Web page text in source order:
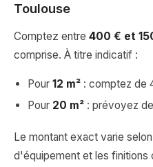
Toulouse
Comptez entre 400 € et
comprise. À titre indicatif :
Pour 12 m² : comptez de
Pour 20 m² : prévoyez
Le montant exact varie
d'équipement et les finitions